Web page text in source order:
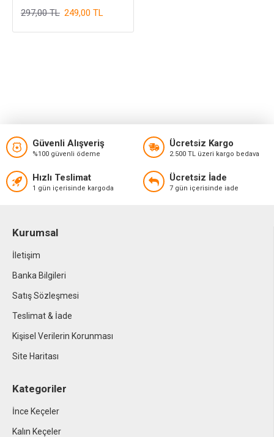
249,00 TL
297,00 TL
Güvenli Alışveriş
%100 güvenli ödeme
Ücretsiz Kargo
2.500 TL üzeri kargo bedava
Hızlı Teslimat
1 gün içerisinde kargoda
Ücretsiz İade
7 gün içerisinde iade
Kurumsal
İletişim
Banka Bilgileri
Satış Sözleşmesi
Teslimat & İade
Kişisel Verilerin Korunması
Site Haritası
Kategoriler
İnce Keçeler
Kalın Keçeler